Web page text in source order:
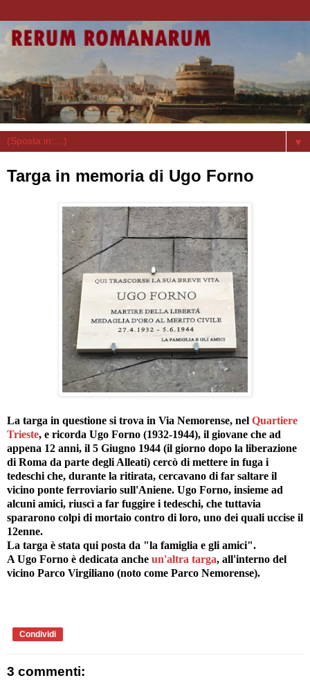
▼
Targa in memoria di Ugo Forno
La targa in questione si trova in Via Nemorense, nel Quartiere
Trieste, e ricorda Ugo Forno (1932-1944), il giovane che ad
appena 12 anni, il 5 Giugno 1944 (il giorno dopo la liberazione
di Roma da parte degli Alleati) cercò di mettere in fuga i
tedeschi che, durante la ritirata, cercavano di far saltare il
vicino ponte ferroviario sull'Aniene. Ugo Forno, insieme ad
alcuni amici, riuscì a far fuggire i tedeschi, che tuttavia
spararono colpi di mortaio contro di loro, uno dei quali uccise il
12enne.
La targa è stata qui posta da "la famiglia e gli amici".
A Ugo Forno è dedicata anche un'altra targa, all'interno del
vicino Parco Virgiliano (noto come Parco Nemorense).
Condividi
3 commenti: